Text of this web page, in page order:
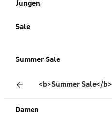
Jungen
Sale
Summer Sale
<b>Summer Sale</b>
Damen